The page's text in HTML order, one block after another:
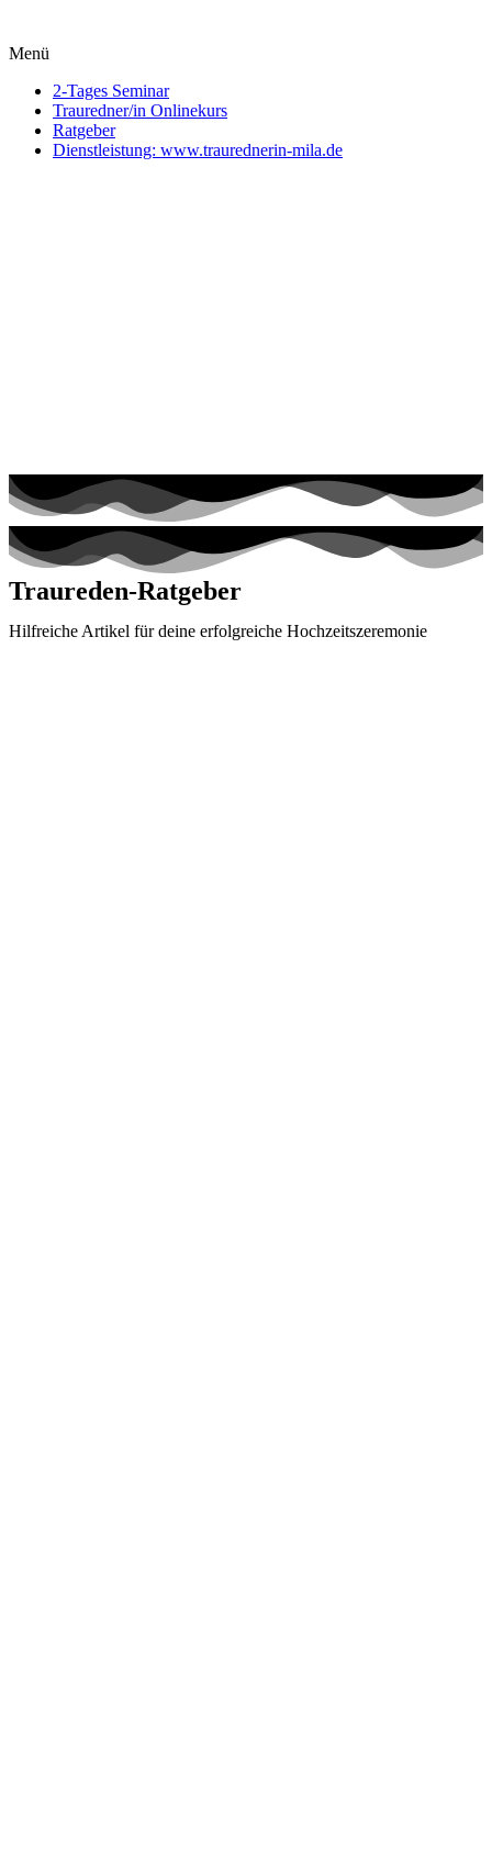
Menü
2-Tages Seminar
Trauredner/in Onlinekurs
Ratgeber
Dienstleistung: www.traurednerin-mila.de
Traureden-Ratgeber
Hilfreiche Artikel für deine erfolgreiche Hochzeitszeremonie